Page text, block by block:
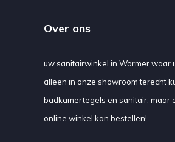
Over ons
uw sanitairwinkel in Wormer waar
alleen in onze showroom terecht
badkamertegels en sanitair, maar
online winkel kan bestellen!